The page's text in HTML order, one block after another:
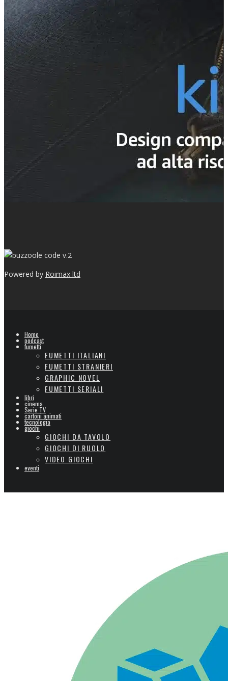
v.2
Powered by Roimax ltd
Home
podcast
fumetti
FUMETTI ITALIANI
FUMETTI STRANIERI
GRAPHIC NOVEL
FUMETTI SERIALI
libri
cinema
Serie TV
cartoni animati
tecnologia
giochi
GIOCHI DA TAVOLO
GIOCHI DI RUOLO
VIDEO GIOCHI
eventi